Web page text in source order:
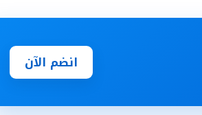
انضم الآن